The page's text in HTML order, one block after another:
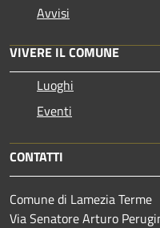
Avvisi
VIVERE IL COMUNE
Luoghi
Eventi
CONTATTI
Comune di Lamezia Terme
Via Senatore Arturo